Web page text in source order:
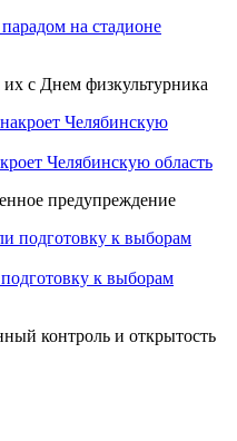
на стадионе
с Днем физкультурника
Челябинскую область
предупреждение
к выборам
контроль и открытость